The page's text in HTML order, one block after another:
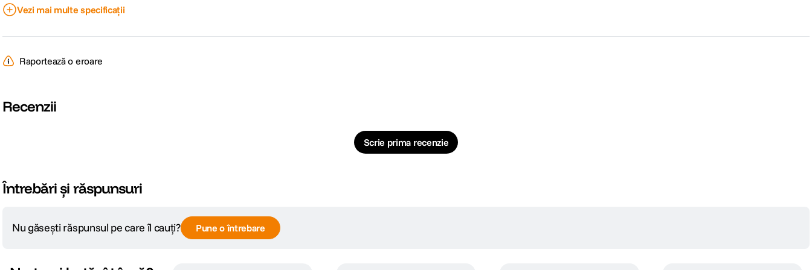
Cod producator
Vezi mai multe specificații
Raportează o eroare
Recenzii
Scrie prima recenzie
Întrebări și răspunsuri
Nu găsești răspunsul pe care îl cauți? Pune o întrebare